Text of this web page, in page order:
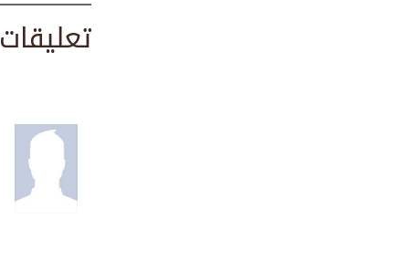
تعليقات